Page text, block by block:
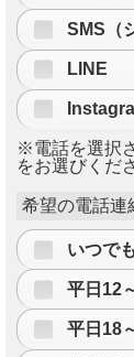
SMS（
LINE
※電話を選択
をお選びくだ
希望の電話連
いつで
平日12
平日18